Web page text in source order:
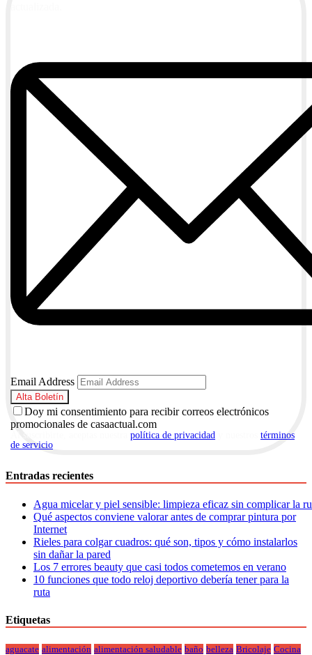
Email Address
Doy mi consentimiento para recibir correos electrónicos
promocionales de casaactual.com
política de privacidad
términos
de servicio
Entradas recientes
Agua micelar y piel sensible: limpieza eficaz sin complicar la
Qué aspectos conviene valorar antes de comprar pintura por
Internet
Rieles para colgar cuadros: qué son, tipos y cómo instalarlos
sin dañar la pared
Los 7 errores beauty que casi todos cometemos en verano
10 funciones que todo reloj deportivo debería tener para la
ruta
Etiquetas
aguacate alimentación alimentación saludable baño belleza Bricolaje Cocina